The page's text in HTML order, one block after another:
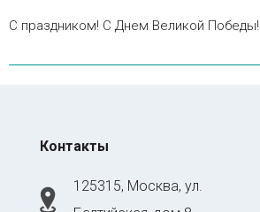
С праздником! С Днем Великой Победы!
Контакты
125315, Москва, ул.